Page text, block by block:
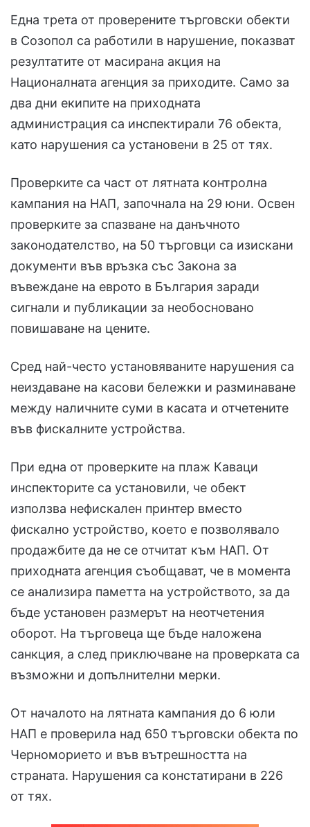
Една трета от проверените търговски обекти
в Созопол са работили в нарушение, показват
резултатите от масирана акция на
Националната агенция за приходите. Само за
два дни екипите на приходната
администрация са инспектирали 76 обекта,
като нарушения са установени в 25 от тях.
Проверките са част от лятната контролна
кампания на НАП, започнала на 29 юни. Освен
проверките за спазване на данъчното
законодателство, на 50 търговци са изискани
документи във връзка със Закона за
въвеждане на еврото в България заради
сигнали и публикации за необосновано
повишаване на цените.
Сред най-често установяваните нарушения са
неиздаване на касови бележки и разминаване
между наличните суми в касата и отчетените
във фискалните устройства.
При една от проверките на плаж Каваци
инспекторите са установили, че обект
използва нефискален принтер вместо
фискално устройство, което е позволявало
продажбите да не се отчитат към НАП. От
приходната агенция съобщават, че в момента
се анализира паметта на устройството, за да
бъде установен размерът на неотчетения
оборот. На търговеца ще бъде наложена
санкция, а след приключване на проверката са
възможни и допълнителни мерки.
От началото на лятната кампания до 6 юли
НАП е проверила над 650 търговски обекта по
Черноморието и във вътрешността на
страната. Нарушения са констатирани в 226
от тях.